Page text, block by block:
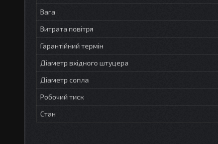
Вага
Витрата повітря
Гарантійний термін
Діаметр вхідного штуцера
Діаметр сопла
Робочий тиск
Стан